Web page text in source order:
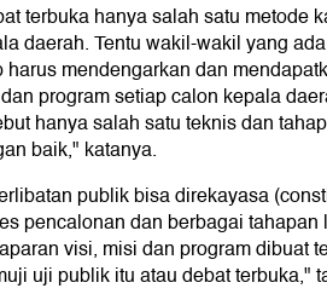
terbuka hanya salah satu metode
daerah. Tentu wakil-wakil yang
harus mendengarkan dan
program setiap calon kepala
hanya salah satu teknis dan
baik," katanya.
publik bisa direkayasa
pencalonan dan berbagai
visi, misi dan program dibuat
uji publik itu atau debat terbuka,"